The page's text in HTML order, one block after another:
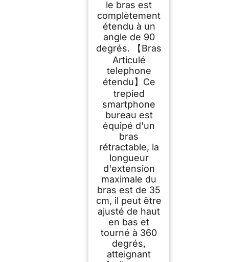
le bras est
complètement
étendu à un
angle de 90
degrés. 【Bras
Articulé
telephone
étendu】Ce
trepied
smartphone
bureau est
équipé d'un
bras
rétractable, la
longueur
d'extension
maximale du
bras est de 35
cm, il peut être
ajusté de haut
en bas et
tourné à 360
degrés,
atteignant